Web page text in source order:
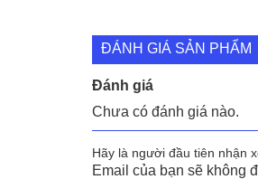
ĐÁNH GIÁ SẢN PHẨM
Đánh giá
Chưa có đánh giá nào.
Hãy là người đầu tiên nhận
Email của bạn sẽ không